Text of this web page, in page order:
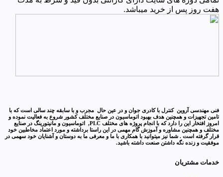
هفت روز پس از خرید میباشد.
فنی مهندسی آروین کنترل با کادری جوان و در عین حال مجرب و با سابقه چند سالی است که با
تامین تجهیزات و همچنین هدف بهبود اتوماسیون در صنایع مختلف کشور شروع به فعالیت نموده و
امروز افتخار این را دارد که با انجام پروژه های مختلف PLC, اتوماسیون و مانیتورینگ در صنایع
مختلف و همچنین مشاوره و آموزش گام مهمی در این راستا برداشته و مورد اعتماد مخاطبین خود
قرار گرفته است . شما نیز میتوانید با همکاری با ما و معرفی ما به دوستان و آشنایان خود سهمی در
موفقیت و زنده نگه داشتن صنعت داشته باشید.
خدمات مشتریان